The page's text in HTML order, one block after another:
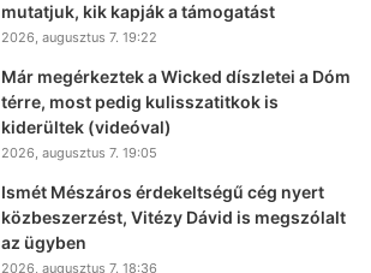
mutatjuk, kik kapják a támogatást
2026, augusztus 7. 19:22
Már megérkeztek a Wicked díszletei a Dóm
térre, most pedig kulisszatitkok is
kiderültek (videóval)
2026, augusztus 7. 19:05
Ismét Mészáros érdekeltségű cég nyert
közbeszerzést, Vitézy Dávid is megszólalt
az ügyben
2026, augusztus 7. 18:36